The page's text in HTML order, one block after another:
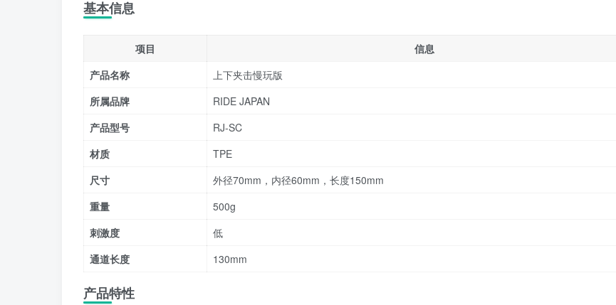
基本信息
项目
信息
产品名称
上下夹击慢玩版
所属品牌
RIDE JAPAN
产品型号
RJ-SC
材质
TPE
尺寸
外径70mm，内径60mm，长度150mm
重量
500g
刺激度
低
通道长度
130mm
产品特性